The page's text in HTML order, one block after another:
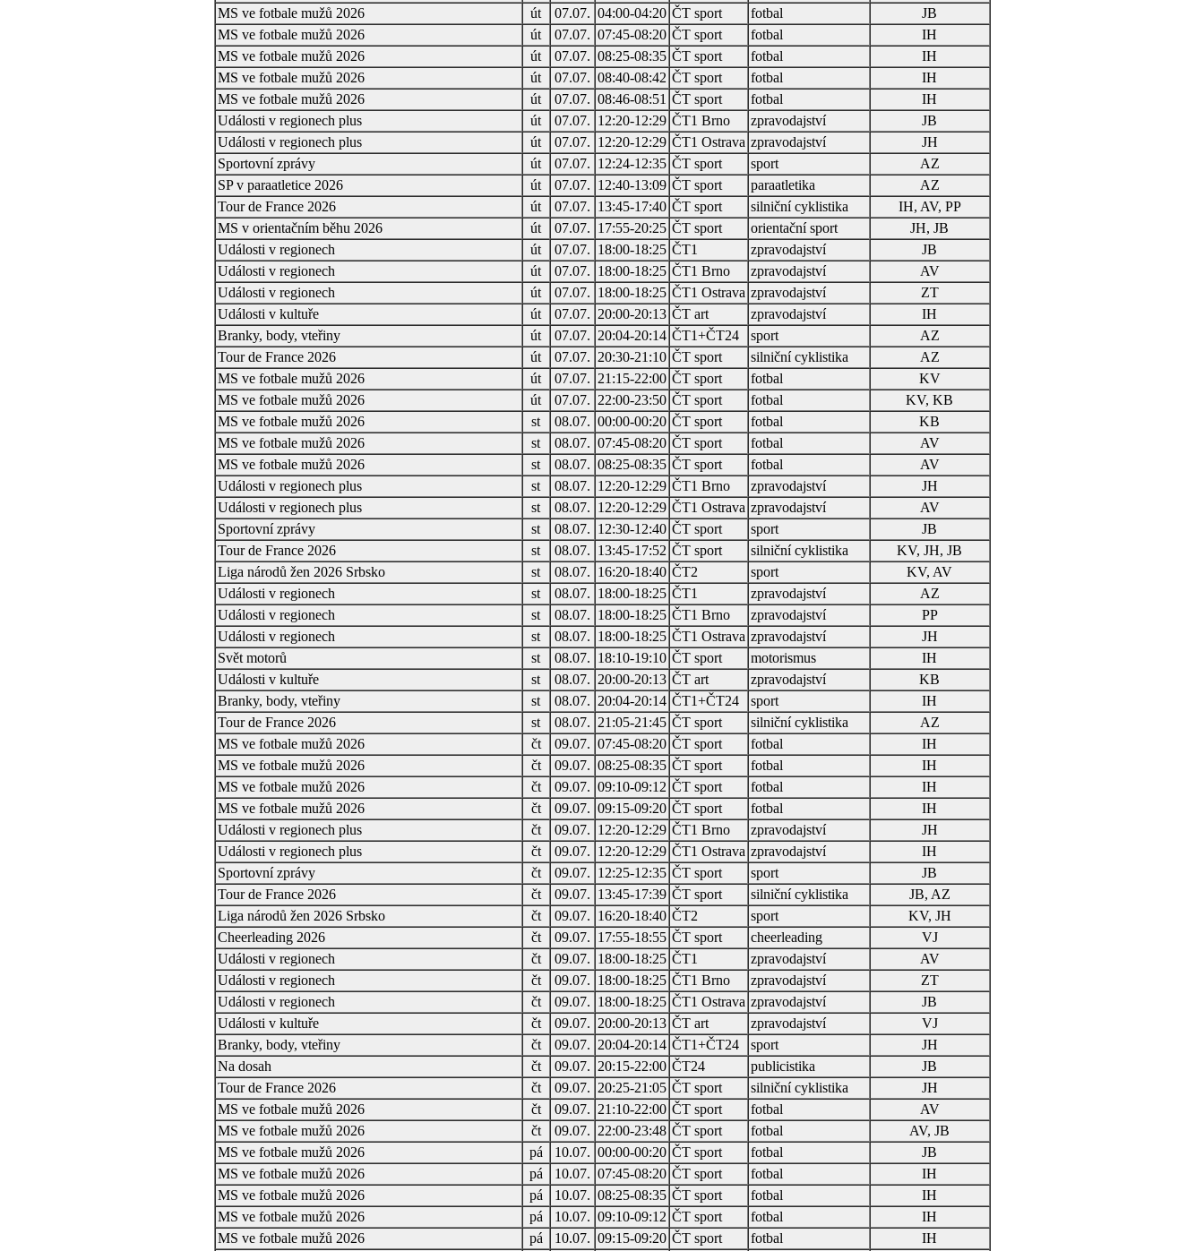
MS ve fotbale mužů 2026
út 07.07. 04:00-04:20 ČT sport fotbal
JB
MS ve fotbale mužů 2026
út 07.07. 07:45-08:20 ČT sport fotbal
IH
MS ve fotbale mužů 2026
út 07.07. 08:25-08:35 ČT sport fotbal
IH
MS ve fotbale mužů 2026
út 07.07. 08:40-08:42 ČT sport fotbal
IH
MS ve fotbale mužů 2026
út 07.07. 08:46-08:51 ČT sport fotbal
IH
Události v regionech plus
út 07.07. 12:20-12:29 ČT1 Brno zpravodajství
JB
Události v regionech plus
út 07.07. 12:20-12:29 ČT1 Ostrava zpravodajství
JH
Sportovní zprávy
út 07.07. 12:24-12:35 ČT sport sport
AZ
SP v paraatletice 2026
út 07.07. 12:40-13:09 ČT sport paraatletika
AZ
Tour de France 2026
út 07.07. 13:45-17:40 ČT sport silniční cyklistika
IH, AV, PP
MS v orientačním běhu 2026
út 07.07. 17:55-20:25 ČT sport orientační sport
JH, JB
Události v regionech
út 07.07. 18:00-18:25 ČT1 zpravodajství
JB
Události v regionech
út 07.07. 18:00-18:25 ČT1 Brno zpravodajství
AV
Události v regionech
út 07.07. 18:00-18:25 ČT1 Ostrava zpravodajství
ZT
Události v kultuře
út 07.07. 20:00-20:13 ČT art zpravodajství
IH
Branky, body, vteřiny
út 07.07. 20:04-20:14 ČT1+ČT24 sport
AZ
Tour de France 2026
út 07.07. 20:30-21:10 ČT sport silniční cyklistika
AZ
MS ve fotbale mužů 2026
út 07.07. 21:15-22:00 ČT sport fotbal
KV
MS ve fotbale mužů 2026
út 07.07. 22:00-23:50 ČT sport fotbal
KV, KB
MS ve fotbale mužů 2026
st 08.07. 00:00-00:20 ČT sport fotbal
KB
MS ve fotbale mužů 2026
st 08.07. 07:45-08:20 ČT sport fotbal
AV
MS ve fotbale mužů 2026
st 08.07. 08:25-08:35 ČT sport fotbal
AV
Události v regionech plus
st 08.07. 12:20-12:29 ČT1 Brno zpravodajství
JH
Události v regionech plus
st 08.07. 12:20-12:29 ČT1 Ostrava zpravodajství
AV
Sportovní zprávy
st 08.07. 12:30-12:40 ČT sport sport
JB
Tour de France 2026
st 08.07. 13:45-17:52 ČT sport silniční cyklistika
KV, JH, JB
Liga národů žen 2026 Srbsko
st 08.07. 16:20-18:40 ČT2 sport
KV, AV
Události v regionech
st 08.07. 18:00-18:25 ČT1 zpravodajství
AZ
Události v regionech
st 08.07. 18:00-18:25 ČT1 Brno zpravodajství
PP
Události v regionech
st 08.07. 18:00-18:25 ČT1 Ostrava zpravodajství
JH
Svět motorů
st 08.07. 18:10-19:10 ČT sport motorismus
IH
Události v kultuře
st 08.07. 20:00-20:13 ČT art zpravodajství
KB
Branky, body, vteřiny
st 08.07. 20:04-20:14 ČT1+ČT24 sport
IH
Tour de France 2026
st 08.07. 21:05-21:45 ČT sport silniční cyklistika
AZ
MS ve fotbale mužů 2026
čt 09.07. 07:45-08:20 ČT sport fotbal
IH
MS ve fotbale mužů 2026
čt 09.07. 08:25-08:35 ČT sport fotbal
IH
MS ve fotbale mužů 2026
čt 09.07. 09:10-09:12 ČT sport fotbal
IH
MS ve fotbale mužů 2026
čt 09.07. 09:15-09:20 ČT sport fotbal
IH
Události v regionech plus
čt 09.07. 12:20-12:29 ČT1 Brno zpravodajství
JH
Události v regionech plus
čt 09.07. 12:20-12:29 ČT1 Ostrava zpravodajství
IH
Sportovní zprávy
čt 09.07. 12:25-12:35 ČT sport sport
JB
Tour de France 2026
čt 09.07. 13:45-17:39 ČT sport silniční cyklistika
JB, AZ
Liga národů žen 2026 Srbsko
čt 09.07. 16:20-18:40 ČT2 sport
KV, JH
Cheerleading 2026
čt 09.07. 17:55-18:55 ČT sport cheerleading
VJ
Události v regionech
čt 09.07. 18:00-18:25 ČT1 zpravodajství
AV
Události v regionech
čt 09.07. 18:00-18:25 ČT1 Brno zpravodajství
ZT
Události v regionech
čt 09.07. 18:00-18:25 ČT1 Ostrava zpravodajství
JB
Události v kultuře
čt 09.07. 20:00-20:13 ČT art zpravodajství
VJ
Branky, body, vteřiny
čt 09.07. 20:04-20:14 ČT1+ČT24 sport
JH
Na dosah
čt 09.07. 20:15-22:00 ČT24 publicistika
JB
Tour de France 2026
čt 09.07. 20:25-21:05 ČT sport silniční cyklistika
JH
MS ve fotbale mužů 2026
čt 09.07. 21:10-22:00 ČT sport fotbal
AV
MS ve fotbale mužů 2026
čt 09.07. 22:00-23:48 ČT sport fotbal
AV, JB
MS ve fotbale mužů 2026
pá 10.07. 00:00-00:20 ČT sport fotbal
JB
MS ve fotbale mužů 2026
pá 10.07. 07:45-08:20 ČT sport fotbal
IH
MS ve fotbale mužů 2026
pá 10.07. 08:25-08:35 ČT sport fotbal
IH
MS ve fotbale mužů 2026
pá 10.07. 09:10-09:12 ČT sport fotbal
IH
MS ve fotbale mužů 2026
pá 10.07. 09:15-09:20 ČT sport fotbal
IH